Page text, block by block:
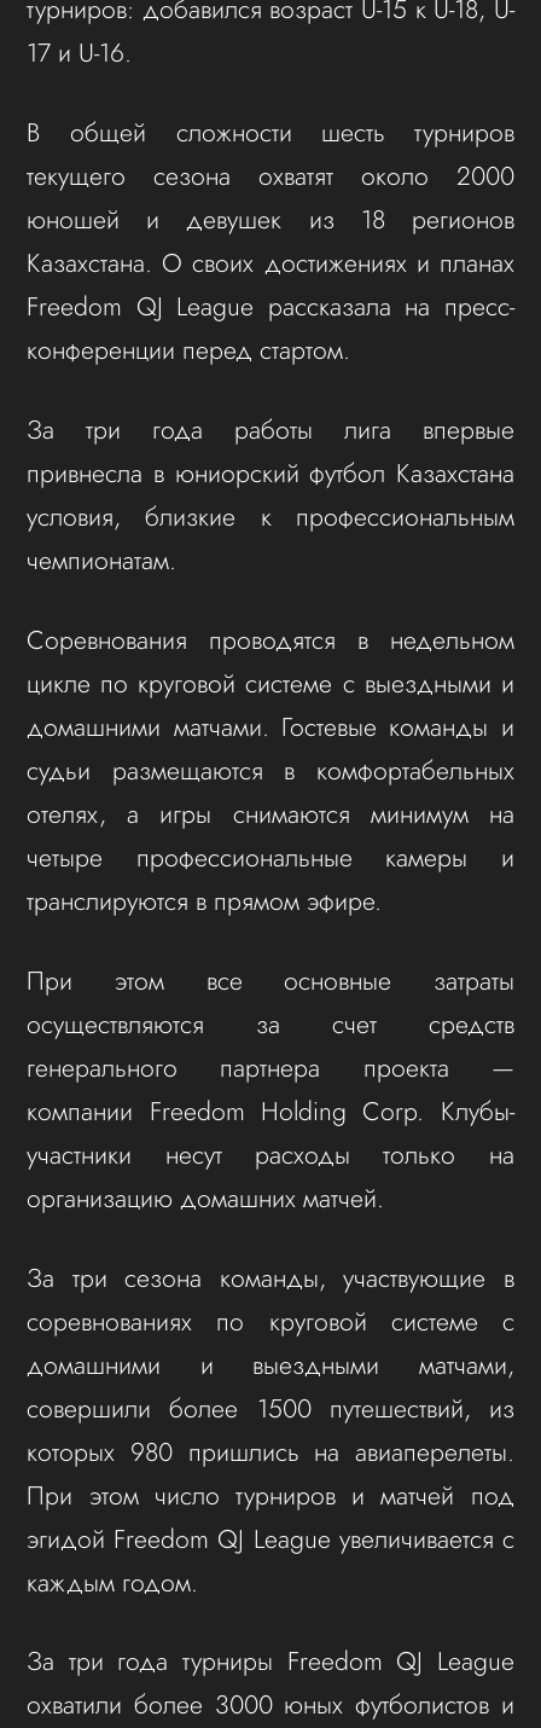
турниров: добавился возраст U-15 к U-18, U-
17 и U-16.
В общей сложности шесть турниров
текущего сезона охватят около 2000
юношей и девушек из 18 регионов
Казахстана. О своих достижениях и планах
Freedom QJ League рассказала на пресс-
конференции перед стартом.
За три года работы лига впервые
привнесла в юниорский футбол Казахстана
условия, близкие к профессиональным
чемпионатам.
Соревнования проводятся в недельном
цикле по круговой системе с выездными и
домашними матчами. Гостевые команды и
судьи размещаются в комфортабельных
отелях, а игры снимаются минимум на
четыре профессиональные камеры и
транслируются в прямом эфире.
При этом все основные затраты
осуществляются за счет средств
генерального партнера проекта —
компании Freedom Holding Corp. Клубы-
участники несут расходы только на
организацию домашних матчей.
За три сезона команды, участвующие в
соревнованиях по круговой системе с
домашними и выездными матчами,
совершили более 1500 путешествий, из
которых 980 пришлись на авиаперелеты.
При этом число турниров и матчей под
эгидой Freedom QJ League увеличивается с
каждым годом.
За три года турниры Freedom QJ League
охватили более 3000 юных футболистов и